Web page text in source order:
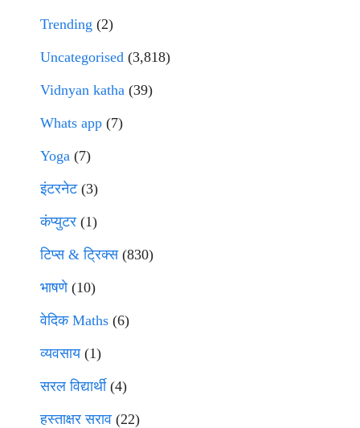
Trending (2)
Uncategorised (3,818)
Vidnyan katha (39)
Whats app (7)
Yoga (7)
इंटरनेट(3)
कंप्युटर (1)
टिप्स & ट्रिक्स(830)
भाषणे(10)
वेदिक Maths (6)
व्यवसाय(1)
सरल विद्यार्थी(4)
हस्ताक्षर सराव (22)